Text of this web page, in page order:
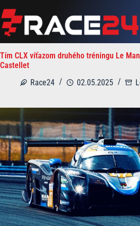
to
content
Tím CLX víťazom druhého tréningu Le
Castellet
Race24
02.05.2025